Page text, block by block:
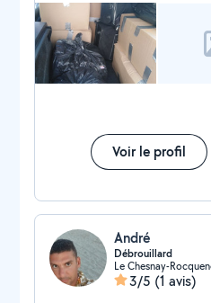
n’hésiterons pas à faire appel à
Voir le profil
André
Débrouillard
3/5 (1 avis)